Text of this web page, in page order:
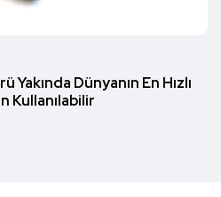
Dünyanın En Hızlı
Kullanılabilir